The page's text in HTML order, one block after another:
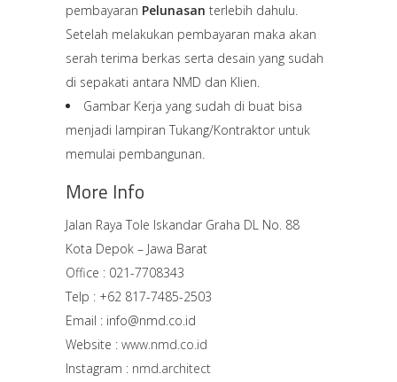
pembayaran Pelunasan terlebih dahulu.
Setelah melakukan pembayaran maka akan
serah terima berkas serta desain yang sudah
di sepakati antara NMD dan Klien.
Gambar Kerja yang sudah di buat bisa
menjadi lampiran Tukang/Kontraktor untuk
memulai pembangunan.
More Info
Jalan Raya Tole Iskandar Graha DL No. 88
Kota Depok – Jawa Barat
Office : 021-7708343
Telp : +62 817-7485-2503
Email : info@nmd.co.id
Website : www.nmd.co.id
Instagram : nmd.architect